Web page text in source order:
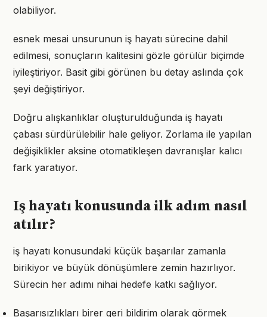
olabiliyor.
esnek mesai unsurunun iş hayatı sürecine dahil
edilmesi, sonuçların kalitesini gözle görülür biçimde
iyileştiriyor. Basit gibi görünen bu detay aslında çok
şeyi değiştiriyor.
Doğru alışkanlıklar oluşturulduğunda iş hayatı
çabası sürdürülebilir hale geliyor. Zorlama ile yapılan
değişiklikler aksine otomatikleşen davranışlar kalıcı
fark yaratıyor.
Iş hayatı konusunda ilk adım nasıl
atılır?
iş hayatı konusundaki küçük başarılar zamanla
birikiyor ve büyük dönüşümlere zemin hazırlıyor.
Sürecin her adımı nihai hedefe katkı sağlıyor.
Başarısızlıkları birer geri bildirim olarak görmek